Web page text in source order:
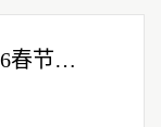
集团第一出品影片亮相2026春节档片单发布会！熊猫陪你过新年！